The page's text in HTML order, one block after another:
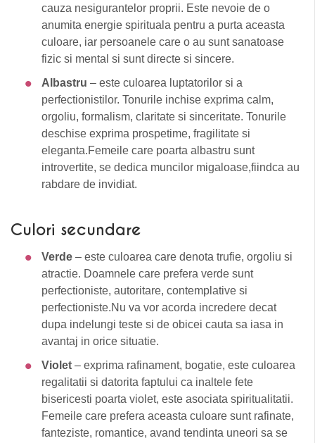
cauza nesigurantelor proprii. Este nevoie de o
anumita energie spirituala pentru a purta aceasta
culoare, iar persoanele care o au sunt sanatoase
fizic si mental si sunt directe si sincere.
Albastru – este culoarea luptatorilor si a
perfectionistilor. Tonurile inchise exprima calm,
orgoliu, formalism, claritate si sinceritate. Tonurile
deschise exprima prospetime, fragilitate si
eleganta.Femeile care poarta albastru sunt
introvertite, se dedica muncilor migaloase,fiindca au
rabdare de invidiat.
Culori secundare
Verde – este culoarea care denota trufie, orgoliu si
atractie. Doamnele care prefera verde sunt
perfectioniste, autoritare, contemplative si
perfectioniste.Nu va vor acorda incredere decat
dupa indelungi teste si de obicei cauta sa iasa in
avantaj in orice situatie.
Violet – exprima rafinament, bogatie, este culoarea
regalitatii si datorita faptului ca inaltele fete
bisericesti poarta violet, este asociata spiritualitatii.
Femeile care prefera aceasta culoare sunt rafinate,
fanteziste, romantice, avand tendinta uneori sa se